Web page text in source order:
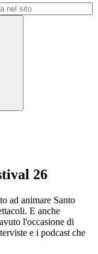
26
ad animare Santo
E anche
l'occasione di
e i podcast che